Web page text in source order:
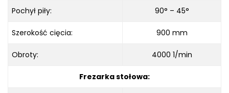
Pochył piły: 90° – 45°
Szerokość cięcia: 900 mm
Obroty: 4000 1/min
Frezarka stołowa: